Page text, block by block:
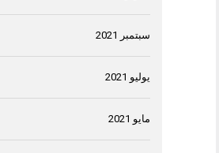
سبتمبر 2021
يوليو 2021
مايو 2021